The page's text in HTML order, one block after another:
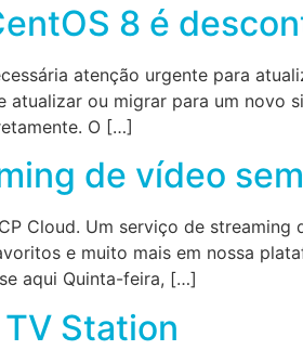
8 é
atenção urgente para
atualizar ou migrar para um novo
O […]
de vídeo
Cloud. Um serviço de
e muito mais em nossa
aqui Quinta-feira, […]
Station